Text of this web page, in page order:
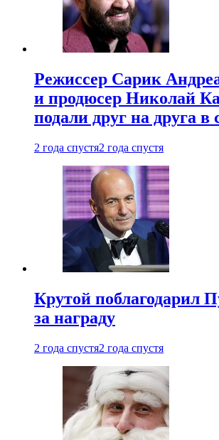
Режиссер Сарик
и продюсер Николай
подали друг на друга в
2 года спустя2 года спустя
Крутой поблагодарил
за награду
2 года спустя2 года спустя